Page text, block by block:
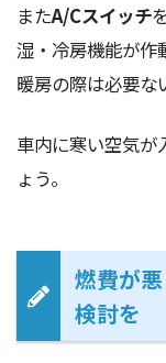
またA/Cスイッチ
湿・冷房機能が作
暖房の際は必要な
車内に寒い空気が
ょう。
燃費が
検討を